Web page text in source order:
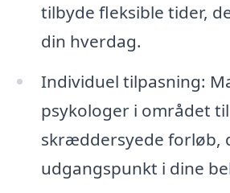
tilbyde fleksible tider,
din hverdag.
Individuel tilpasning:
psykologer i området
skræddersyede forløb,
udgangspunkt i dine